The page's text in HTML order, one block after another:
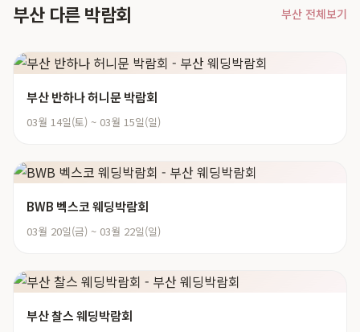
부산 다른 박람회 부산 전체보기
부산 반하나 허니문 박람회
03월 14일(토) ~ 03월 15일(일)
BWB 벡스코 웨딩박람회
03월 20일(금) ~ 03월 22일(일)
부산 찰스 웨딩박람회